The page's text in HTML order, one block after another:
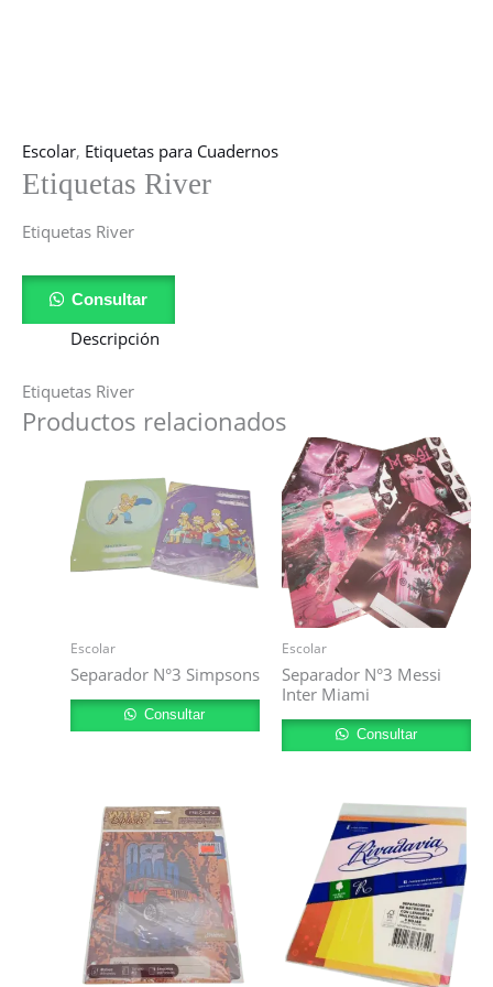
Escolar, Etiquetas para Cuadernos
Etiquetas River
Etiquetas River
Consultar
Descripción
Etiquetas River
Productos relacionados
Escolar
Separador N°3 Simpsons
Consultar
Escolar
Separador N°3 Messi
Inter Miami
Consultar